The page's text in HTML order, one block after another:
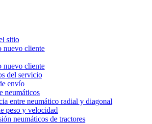
sitio
nuevo cliente
nuevo cliente
del servicio
envío
neumáticos
entre neumático radial y diagonal
peso y velocidad
neumáticos de tractores